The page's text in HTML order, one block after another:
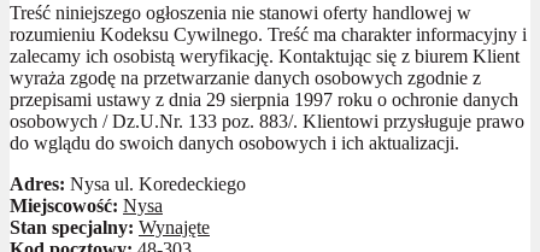
Treść niniejszego ogłoszenia nie stanowi oferty handlowej w
rozumieniu Kodeksu Cywilnego. Treść ma charakter informacyjny i
zalecamy ich osobistą weryfikację. Kontaktując się z biurem Klient
wyraża zgodę na przetwarzanie danych osobowych zgodnie z
przepisami ustawy z dnia 29 sierpnia 1997 roku o ochronie danych
osobowych / Dz.U.Nr. 133 poz. 883/. Klientowi przysługuje prawo
do wglądu do swoich danych osobowych i ich aktualizacji.
Adres: Nysa ul. Koredeckiego
Miejscowość: Nysa
Stan specjalny: Wynajęte